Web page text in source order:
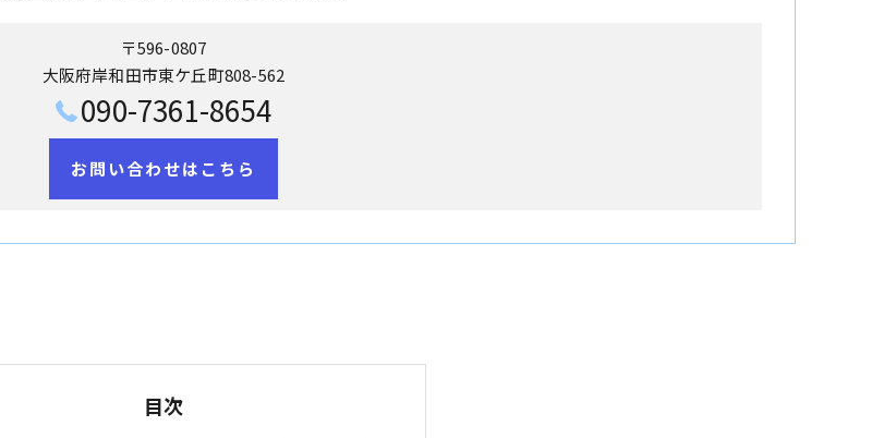
〒596-0807
大阪府岸和田市東ケ丘町808-562
090-7361-8654
お問い合わせはこちら
目次